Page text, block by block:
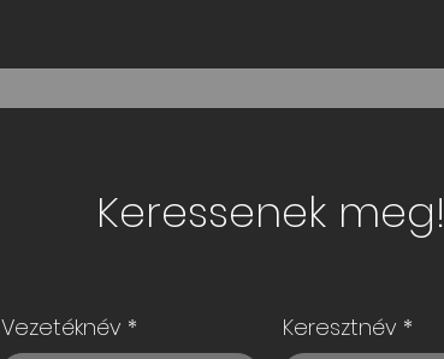
Keressenek meg!
Vezetéknév Keresztnév